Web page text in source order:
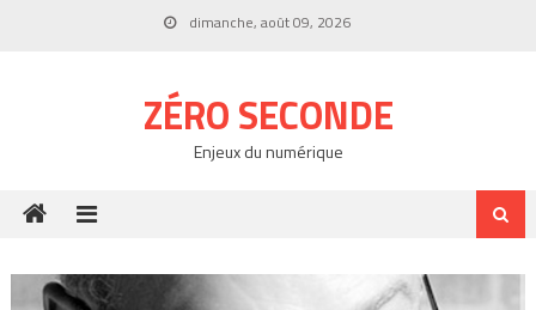
dimanche, août 09, 2026
ZÉRO SECONDE
Enjeux du numérique